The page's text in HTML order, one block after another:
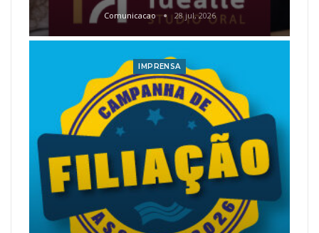
Comunicacao 28 jul, 2026
IMPRENSA